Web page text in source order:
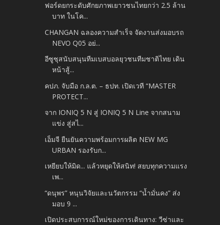
ฟอร์ดยกระดับศักยภาพเยาวชนไทยกว่า 2.5 ล้าน
บาท ในโค...
CHANGAN ฉลองความสำเร็จ จัดงานส่งมอบรถ
NEVO Q05 อย่...
อีซูซุสนับสนุนทีมเบสบอลยุวชนทีมชาติไทย เดิน
หน้าสู้...
คปภ. จับมือ ก.ล.ต. – ธปท. เปิดเวที “MASTER
PROTECT...
จาก IONIQ 5 N สู่ IONIQ 5 N Line จากสนาม
แข่ง สู่สไ...
เอ็มจี ยืนยันความพร้อมการผลิต NEW MG
URBAN รองรับก...
เหยียบให้มิด... แล้วหยุดให้สนิท! สยบทุกความแรง
เพ...
“ดนุพร” หนุนวิจัยและนวัตกรรม “น้ำมั่นคง” ส่ง
มอบ 9 ...
เปิดประสบการณ์ใหม่ของการเดินทาง: วีซ่าและ